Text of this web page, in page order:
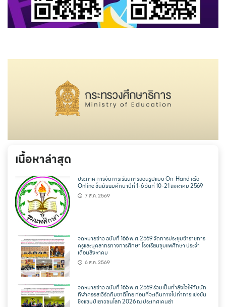
เนื้อหาล่าสุด
ประกาศ การจัดการเรียนการสอนรูปแบบ On-Hand หรือ
Online ชั้นมัธยมศึกษาปีที่ 1-6 วันที่ 10-21 สิงหาคม 2569
7 ส.ค. 2569
จดหมายข่าว ฉบับที่ 166 พ.ศ.2569 จัดการประชุมข้าราชการ
ครูและบุคลากรทางการศึกษา โรงเรียนชุมแพศึกษา ประจำ
เดือนสิงหาคม
6 ส.ค. 2569
จดหมายข่าว ฉบับที่ 165 พ.ศ.2569 ร่วมเป็นกำลังใจให้กับนัก
กีฬาครอสเวิร์ดทีมชาติไทย ก่อนที่จะเดินทางไปทำการแข่งขัน
ชิงแชมป์เยาวชนโลก 2026 ณ ประเทศเคนย่า